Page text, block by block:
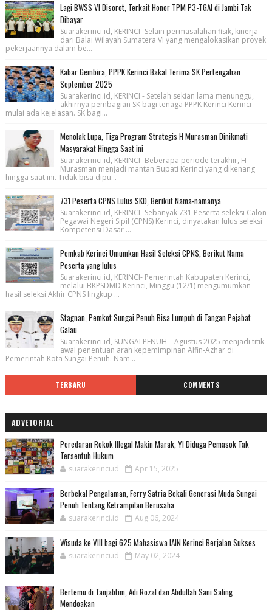
Lagi BWSS VI Disorot, Terkait Honor TPM P3-TGAI di Jambi Tak
Dibayar
Suarakerinci.id, KERINCI- Selain permasalahan fisik, kinerja
dari Balai Wilayah Sumatera VI yang mengalokasikan proyek
pekerjaannya dalam be...
Kabar Gembira, PPPK Kerinci Bakal Terima SK Pertengahan
September 2025
Suarakerinci.id, KERINCI - Setelah sekian lama menunggu,
akhirnya pembagian SK bagi tenaga PPPK Kerinci Kerinci
mulai ada kejelasan. SK bagi...
Menolak Lupa, Tiga Program Strategis H Murasman Dinikmati
Masyarakat Hingga Saat ini
Suarakerinci.id, KERINCI- Beberapa periode terakhir, H
Murasman menjadi mantan Bupati Kerinci yang dikenang
hingga saat ini. Tidak bisa dipu...
731 Peserta CPNS Lulus SKD, Berikut Nama-namanya
Suarakerinci.id, KERINCI- Sebanyak 731 Peserta seleksi Calon
Pegawai Negeri Sipil (CPNS) Kerinci, dinyatakan lulus seleksi
Kompetensi Dasar ...
Pemkab Kerinci Umumkan Hasil Seleksi CPNS, Berikut Nama
Peserta yang lulus
Suarakerinci.id, KERINCI- Pemerintah Kabupaten Kerinci,
melalui BKPSDMD Kerinci, Minggu (12/1) mengumumkan
hasil seleksi Akhir CPNS lingkup ...
Stagnan, Pemkot Sungai Penuh Bisa Lumpuh di Tangan Pejabat
Galau
Suarakerinci.id, SUNGAI PENUH – Agustus 2025 menjadi titik
awal penentuan arah kepemimpinan Alfin-Azhar di
Pemerintah Kota Sungai Penuh. Nam...
TERBARU COMMENTS
ADVETORIAL
Peredaran Rokok Illegal Makin Marak, YI Diduga Pemasok Tak
Tersentuh Hukum
suarakerinci.id Apr 15, 2025
Berbekal Pengalaman, Ferry Satria Bekali Generasi Muda Sungai
Penuh Tentang Ketrampilan Berusaha
suarakerinci.id Aug 06, 2024
Wisuda ke VIII bagi 625 Mahasiswa IAIN Kerinci Berjalan Sukses
suarakerinci.id May 02, 2024
Bertemu di Tanjabtim, Adi Rozal dan Abdullah Sani Saling
Mendoakan